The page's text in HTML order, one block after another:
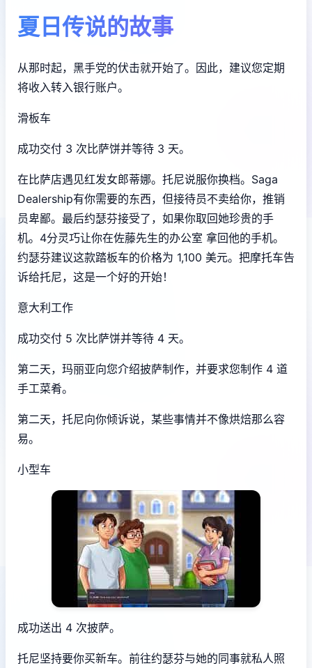
夏日传说的故事
从那时起，黑手党的伏击就开始了。因此，建议您定期
将收入转入银行账户。
滑板车
成功交付 3 次比萨饼并等待 3 天。
在比萨店遇见红发女郎蒂娜。托尼说服你换档。Saga
Dealership有你需要的东西，但接待员不卖给你，推销
员卑鄙。最后约瑟芬接受了，如果你取回她珍贵的手
机。4分灵巧让你在佐藤先生的办公室 拿回他的手机。
约瑟芬建议这款踏板车的价格为 1,100 美元。把摩托车告
诉给托尼，这是一个好的开始！
意大利工作
成功交付 5 次比萨饼并等待 4 天。
第二天，玛丽亚向您介绍披萨制作，并要求您制作 4 道
手工菜肴。
第二天，托尼向你倾诉说，某些事情并不像烘焙那么容
易。
小型车
成功送出 4 次披萨。
托尼坚持要你买新车。前往约瑟芬与她的同事就私人照